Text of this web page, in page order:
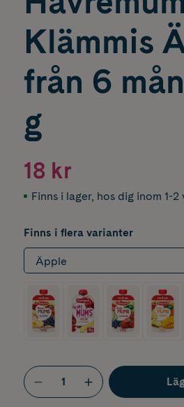
Klämmis
från 6
g
18 kr
Finns i lager, hos dig inom 1-2
Finns i flera varianter
Äpple